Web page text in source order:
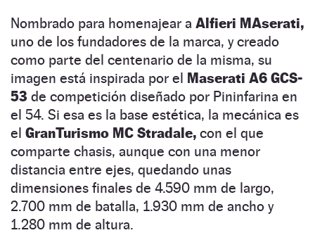
Nombrado para homenajear a Alfieri MAserati,
uno de los fundadores de la marca, y creado
como parte del centenario de la misma, su
imagen está inspirada por el Maserati A6 GCS-
53 de competición diseñado por Pininfarina en
el 54. Si esa es la base estética, la mecánica es
el GranTurismo MC Stradale, con el que
comparte chasis, aunque con una menor
distancia entre ejes, quedando unas
dimensiones finales de 4.590 mm de largo,
2.700 mm de batalla, 1.930 mm de ancho y
1.280 mm de altura.